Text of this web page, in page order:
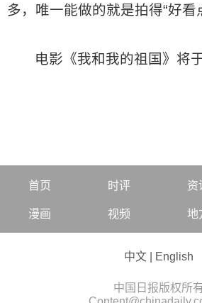
多，唯一能做的就是拍得“好看
电影《我和我的祖国》将
首页 时评 资
漫画 视频 地
中文 English
中国日报版权所